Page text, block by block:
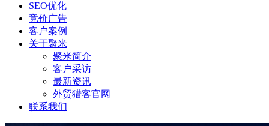
SEO优化
竞价广告
客户案例
关于聚米
聚米简介
客户采访
最新资讯
外贸猎客官网
联系我们